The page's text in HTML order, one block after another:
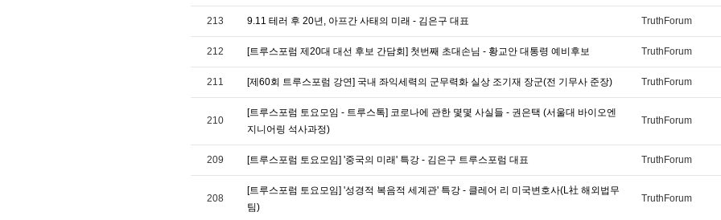
213 9.11 테러 후 20년, 아프간 사태의 미래 - 김은구 대표 TruthForum
212 [트루스포럼 제20대 대선 후보 간담회] 첫번째 초대손님 - 황교안 대통령 예비후보 TruthForum
211 [제60회 트루스포럼 강연] 국내 좌익세력의 군무력화 실상 조기재 장군(전 기무사 준장) TruthForum
210
[트루스포럼 토요모임 - 트루스톡] 코로나에 관한 몇몇 사실들 - 권은택 (서울대 바이오엔
지니어링 석사과정)
TruthForum
209 [트루스포럼 토요모임] '중국의 미래' 특강 - 김은구 트루스포럼 대표 TruthForum
208
[트루스포럼 토요모임] '성경적 복음적 세계관' 특강 - 클레어 리 미국변호사(L社 해외법무
팀)
TruthForum